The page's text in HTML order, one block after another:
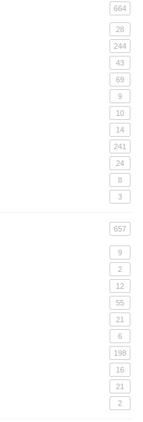
664
28
244
43
69
9
10
14
241
24
8
3
657
9
2
12
55
21
6
198
16
21
2